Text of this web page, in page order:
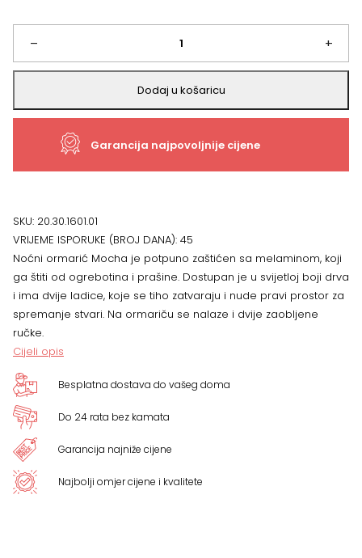
je:
115,41 €.
106,64 €.
–
Noćni
ormarić
Mocha,
dimenzije
x
x
41
cm
količina
+
Dodaj u košaricu
Garancija najpovoljnije cijene
SKU: 20.30.1601.01
VRIJEME ISPORUKE (BROJ DANA): 45
Noćni ormarić Mocha je potpuno zaštićen sa melaminom, koji
ga štiti od ogrebotina i prašine. Dostupan je u svijetloj boji drva
i ima dvije ladice, koje se tiho zatvaraju i nude pravi prostor za
spremanje stvari. Na ormariču se nalaze i dvije zaobljene
ručke.
Cijeli opis
Besplatna dostava do vašeg doma
Do 24 rata bez kamata
Garancija najniže cijene
Najbolji omjer cijene i kvalitete